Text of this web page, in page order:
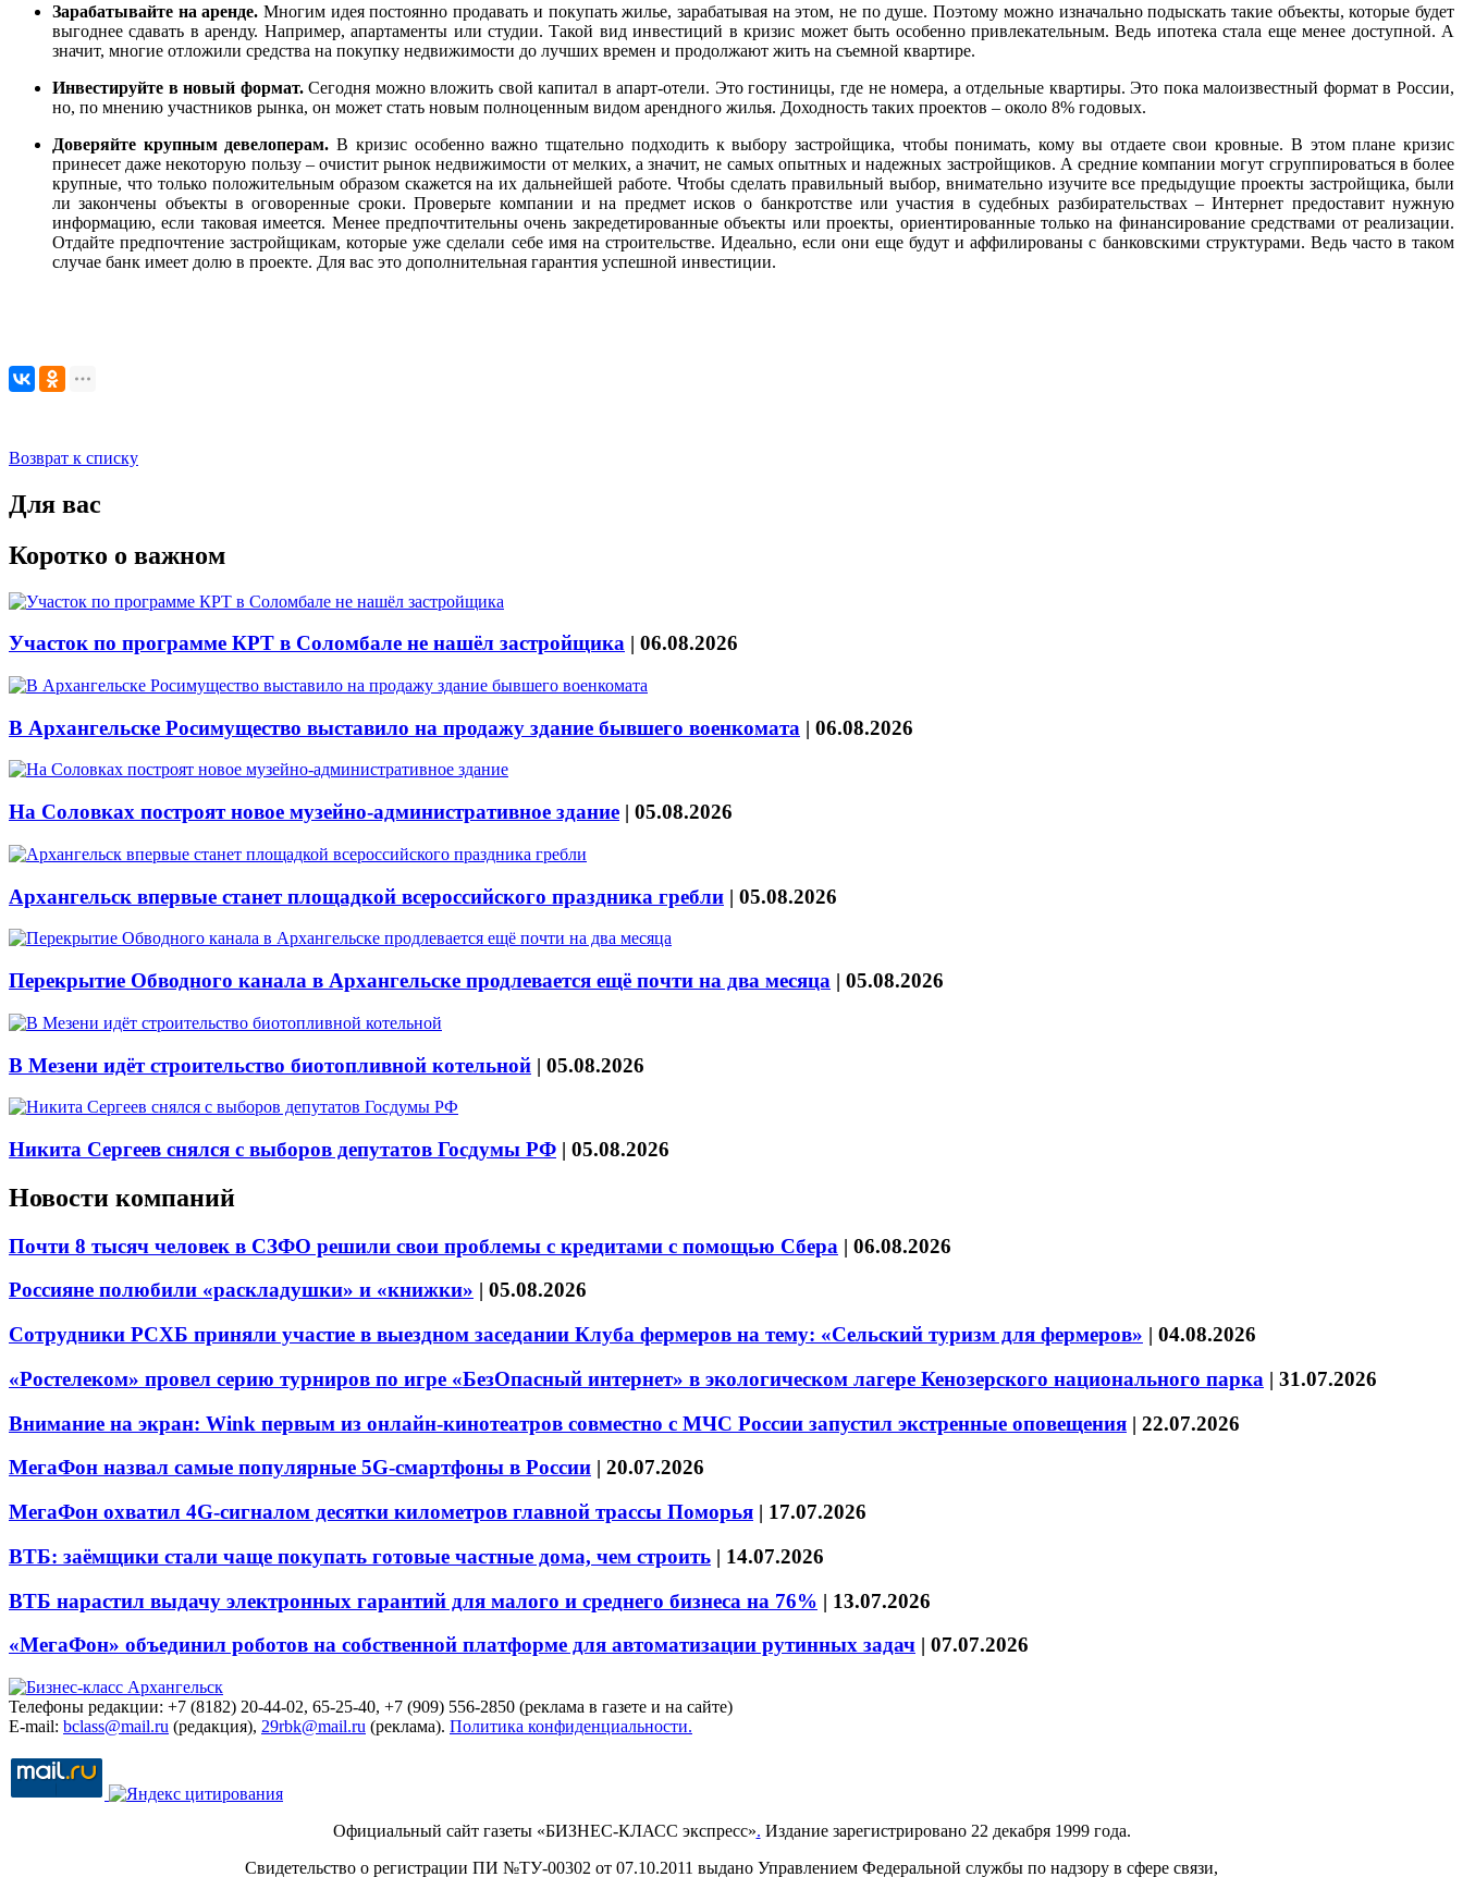
Зарабатывайте на аренде. Многим идея постоянно продавать и покупать жилье, зарабатывая на этом, не по душе. Поэтому можно изначально подыскать такие объекты, которые будет
выгоднее сдавать в аренду. Например, апартаменты или студии. Такой вид инвестиций в кризис может быть особенно привлекательным. Ведь ипотека стала еще менее доступной. А
значит, многие отложили средства на покупку недвижимости до лучших времен и продолжают жить на съемной квартире.
Инвестируйте в новый формат.Сегодня можно вложить свой капитал в апарт-отели. Это гостиницы, где не номера, а отдельные квартиры. Это пока малоизвестный формат в России,
но, по мнению участников рынка, он может стать новым полноценным видом арендного жилья. Доходность таких проектов – около 8% годовых.
Доверяйте крупным девелоперам. В кризис особенно важно тщательно подходить к выбору застройщика, чтобы понимать, кому вы отдаете свои кровные. В этом плане кризис
принесет даже некоторую пользу – очистит рынок недвижимости от мелких, а значит, не самых опытных и надежных застройщиков. А средние компании могут сгруппироваться в более
крупные, что только положительным образом скажется на их дальнейшей работе. Чтобы сделать правильный выбор, внимательно изучите все предыдущие проекты застройщика, были
ли закончены объекты в оговоренные сроки. Проверьте компании и на предмет исков о банкротстве или участия в судебных разбирательствах – Интернет предоставит нужную
информацию, если таковая имеется. Менее предпочтительны очень закредетированные объекты или проекты, ориентированные только на финансирование средствами от реализации.
Отдайте предпочтение застройщикам, которые уже сделали себе имя на строительстве. Идеально, если они еще будут и аффилированы с банковскими структурами. Ведь часто в таком
случае банк имеет долю в проекте. Для вас это дополнительная гарантия успешной инвестиции.
Возврат к списку
Для вас
Коротко о важном
Участок по программе КРТ в Соломбале не нашёл застройщика | 06.08.2026
В Архангельске Росимущество выставило на продажу здание бывшего военкомата | 06.08.2026
На Соловках построят новое музейно-административное здание | 05.08.2026
Архангельск впервые станет площадкой всероссийского праздника гребли | 05.08.2026
Перекрытие Обводного канала в Архангельске продлевается ещё почти на два месяца | 05.08.2026
В Мезени идёт строительство биотопливной котельной | 05.08.2026
Никита Сергеев снялся с выборов депутатов Госдумы РФ | 05.08.2026
Новости компаний
Почти 8 тысяч человек в СЗФО решили свои проблемы с кредитами с помощью Сбера | 06.08.2026
Россияне полюбили «раскладушки» и «книжки» | 05.08.2026
Сотрудники РСХБ приняли участие в выездном заседании Клуба фермеров на тему: «Сельский туризм для фермеров» | 04.08.2026
«Ростелеком» провел серию турниров по игре «БезОпасный интернет» в экологическом лагере Кенозерского национального парка | 31.07.2026
Внимание на экран: Wink первым из онлайн-кинотеатров совместно с МЧС России запустил экстренные оповещения | 22.07.2026
МегаФон назвал самые популярные 5G-смартфоны в России | 20.07.2026
МегаФон охватил 4G-сигналом десятки километров главной трассы Поморья | 17.07.2026
ВТБ: заёмщики стали чаще покупать готовые частные дома, чем строить | 14.07.2026
ВТБ нарастил выдачу электронных гарантий для малого и среднего бизнеса на 76% | 13.07.2026
«МегаФон» объединил роботов на собственной платформе для автоматизации рутинных задач | 07.07.2026
Телефоны редакции: +7 (8182) 20-44-02, 65-25-40, +7 (909) 556-2850 (реклама в газете и на сайте)
E-mail: bclass@mail.ru (редакция), 29rbk@mail.ru (реклама). Политика конфиденциальности.
Официальный сайт газеты «БИЗНЕС-КЛАСС экспресс». Издание зарегистрировано 22 декабря 1999 года.
Свидетельство о регистрации ПИ №ТУ-00302 от 07.10.2011 выдано Управлением Федеральной службы по надзору в сфере связи,